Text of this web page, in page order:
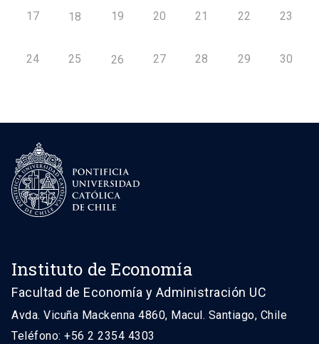
17 18 19 20 21 22 23
24 25 26 27 28 29 30
Instituto de Economía
Facultad de Economía y Administración UC
Avda. Vicuña Mackenna 4860, Macul. Santiago, Chile
Teléfono: +56 2 2354 4303